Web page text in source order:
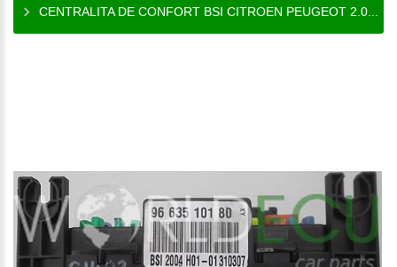
CENTRALITA DE CONFORT BSI CITROEN PEUGEOT 2.0...